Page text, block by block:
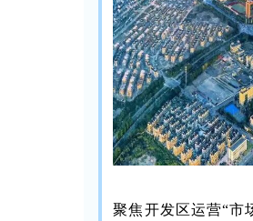
聚焦开发区运营“市